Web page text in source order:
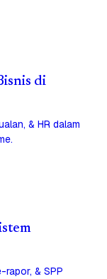
di
& HR dalam
rapor, & SPP